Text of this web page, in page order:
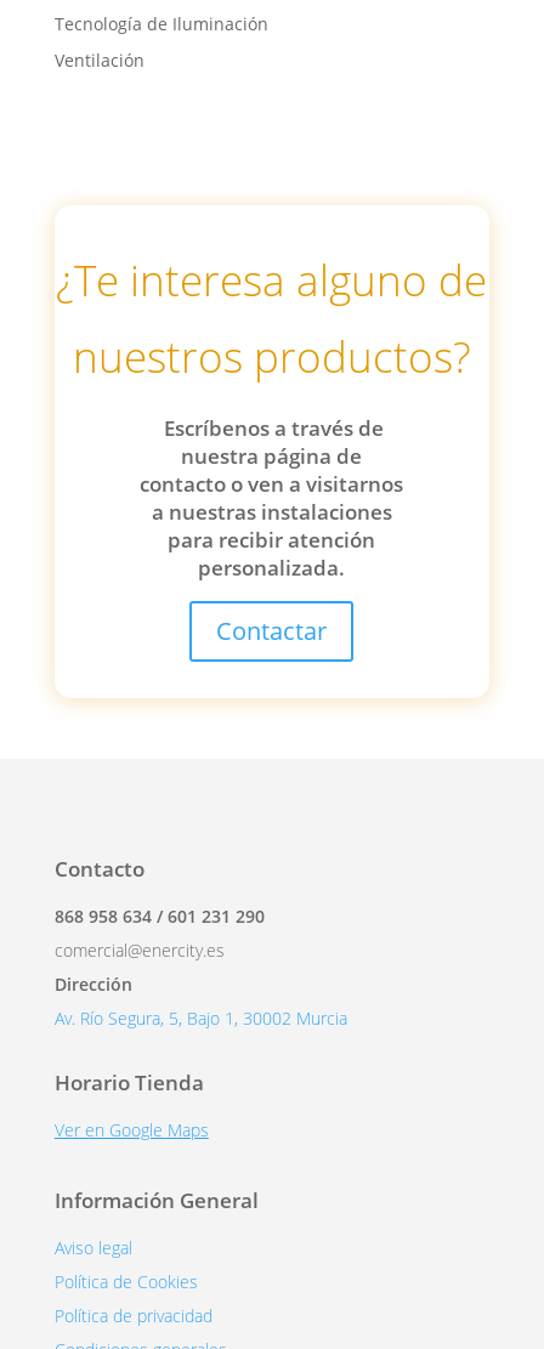
Tecnología de Iluminación
Ventilación
¿Te interesa alguno de
nuestros productos?
Escríbenos a través de
nuestra página de
contacto o ven a visitarnos
a nuestras instalaciones
para recibir atención
personalizada.
Contactar
Contacto
868 958 634 / 601 231 290
comercial@enercity.es
Dirección
Av. Río Segura, 5, Bajo 1, 30002 Murcia
Horario Tienda
Ver en Google Maps
Información General
Aviso legal
Política de Cookies
Política de privacidad